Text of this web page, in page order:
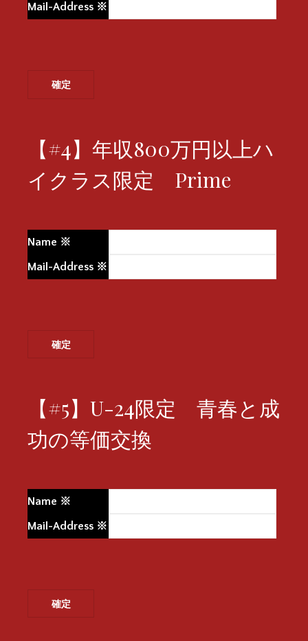
Mail-Address ※
【#4】年収800万円以上ハ
イクラス限定 Prime
Name ※
Mail-Address ※
【#5】U-24限定 青春と成
功の等価交換
Name ※
Mail-Address ※